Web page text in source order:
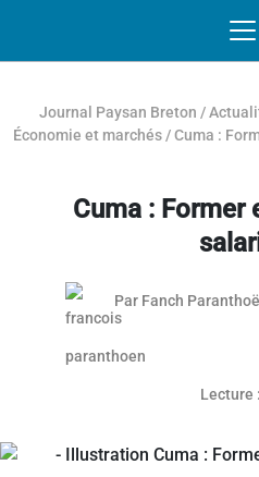
Journal Paysan Breton /
Économie et marchés /Cuma :
Cuma : Former
Article réservé aux abonnés
Par Fanch
Lecture